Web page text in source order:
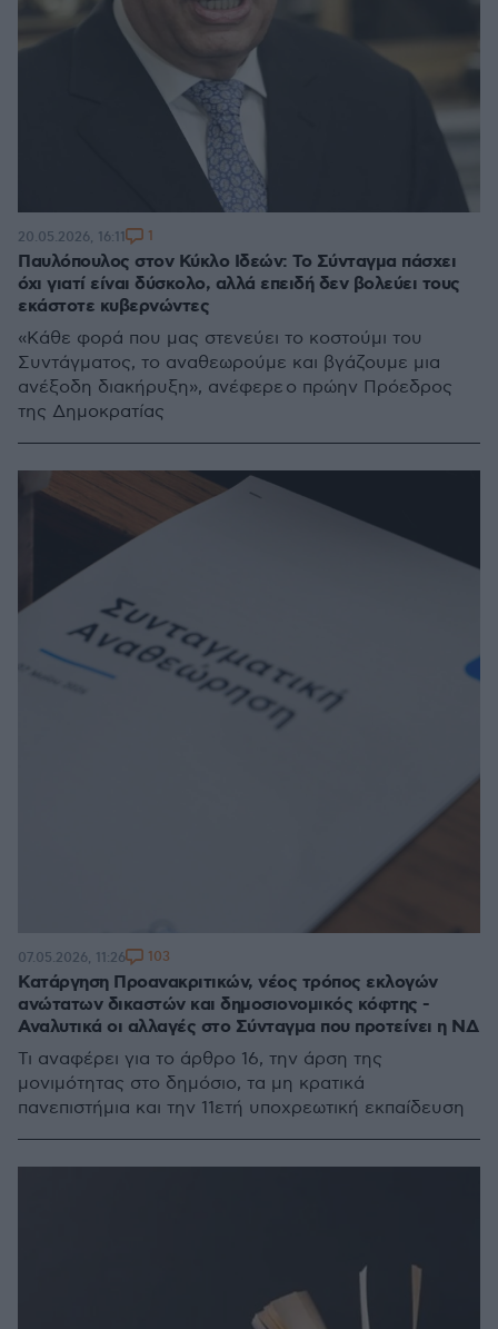
Παυλόπουλος στον Κύκλο Ιδεών: Το Σύνταγμα πάσχει
όχι γιατί είναι δύσκολο, αλλά επειδή δεν βολεύει τους
εκάστοτε κυβερνώντες
«Κάθε φορά που μας στενεύει το κοστούμι του
Συντάγματος, το αναθεωρούμε και βγάζουμε μια
ανέξοδη διακήρυξη», ανέφερε ο πρώην Πρόεδρος
της Δημοκρατίας
20.05.2026, 16:11 1
Κατάργηση Προανακριτικών, νέος τρόπος εκλογών
ανώτατων δικαστών και δημοσιονομικός κόφτης -
Αναλυτικά οι αλλαγές στο Σύνταγμα που προτείνει η ΝΔ
Τι αναφέρει για το άρθρο 16, την άρση της
μονιμότητας στο δημόσιο, τα μη κρατικά
πανεπιστήμια και την 11ετή υποχρεωτική εκπαίδευση
07.05.2026, 11:26 103